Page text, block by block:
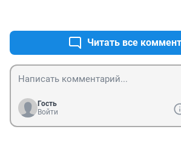
Читать все
Гость
Войти